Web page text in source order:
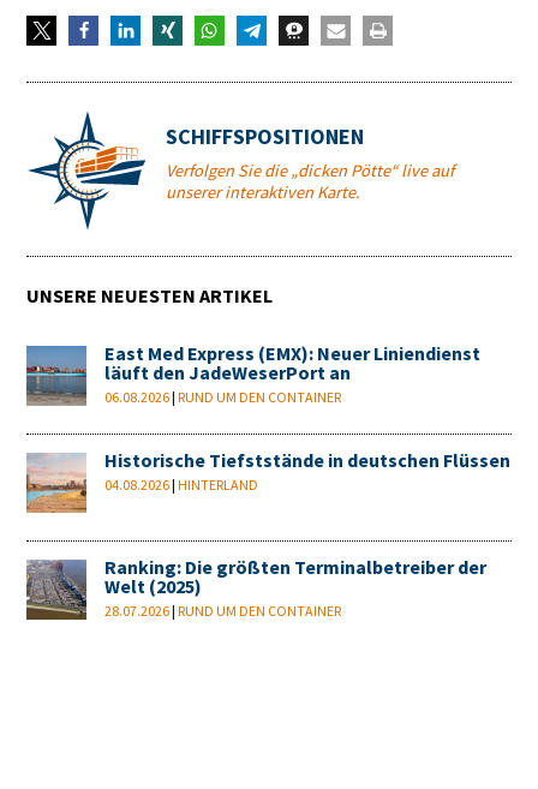
SCHIFFSPOSITIONEN
Verfolgen Sie die „dicken Pötte“ live auf
unserer interaktiven Karte.
UNSERE NEUESTEN ARTIKEL
East Med Express (EMX): Neuer Liniendienst
läuft den JadeWeserPort an
06.08.2026 |RUND UM DEN CONTAINER
Historische Tiefststände in deutschen Flüssen
04.08.2026 |HINTERLAND
Ranking: Die größten Terminalbetreiber der
Welt (2025)
28.07.2026 |RUND UM DEN CONTAINER